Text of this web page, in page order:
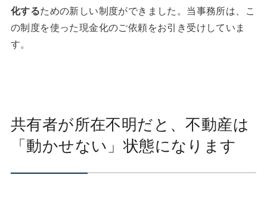
化するための新しい制度ができました。当事務所は、こ
の制度を使った現金化のご依頼をお引き受けしていま
す。
共有者が所在不明だと、不動産は
「動かせない」状態になります